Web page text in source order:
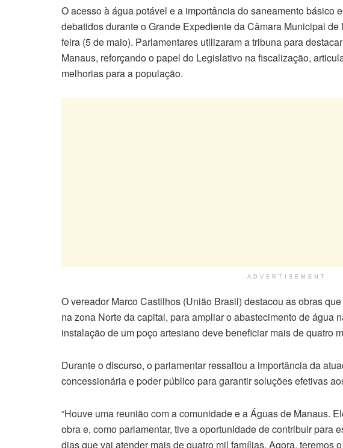
O acesso à água potável e a importância do saneamento básico
debatidos durante o Grande Expediente da Câmara Municipal
feira (5 de maio). Parlamentares utilizaram a tribuna para
Manaus, reforçando o papel do Legislativo na fiscalização,
melhorias para a população.
ADVERTISEMENT
O vereador Marco Castilhos (União Brasil) destacou as obras
na zona Norte da capital, para ampliar o abastecimento de água
instalação de um poço artesiano deve beneficiar mais de quatro
Durante o discurso, o parlamentar ressaltou a importância da
concessionária e poder público para garantir soluções efetivas
“Houve uma reunião com a comunidade e a Águas de Manaus.
obra e, como parlamentar, tive a oportunidade de contribuir para
dias que vai atender mais de quatro mil famílias. Agora, teremos